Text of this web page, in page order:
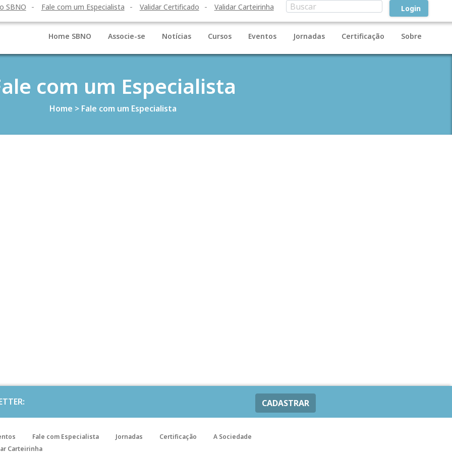
SBNO Fale com um Especialista Validar Certificado Validar Carteirinha Login
Home SBNO Associe-se Notícias Cursos Eventos Jornadas Certificação Sobre
com um Especialista
Home > Fale com um Especialista
CADASTRAR
Fale com Especialista Jornadas Certificação
A Sociedade
Carteirinha